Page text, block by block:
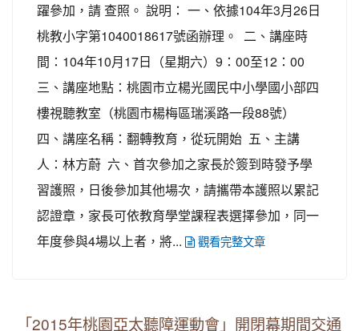
躍參加，請 查照。 說明： 一、依據104年3月26日
桃教小字第1040018617號函辦理。 二、講座時
間：104年10月17日（星期六）9：00至12：00
三、講座地點：桃園市立楊光國民中小學國小部四
樓視聽教室（桃園市楊梅區瑞溪路一段88號）
四、講座名稱：翻轉教育，從玩開始 五、主講
人：林方蔚 六、首次參加之家長於簽到時發予學
習護照，日後參加其他場次，請攜帶本護照以累記
認證章，家長可依教育學堂課程表選擇參加，同一
年度參與4場以上者，將...
觀看完整文章
「2015年桃園亞太聽障運動會」開閉幕期間交通